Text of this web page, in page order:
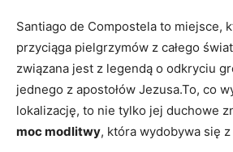
Santiago de Compostela to miejsce,
przyciąga pielgrzymów z całego
związana jest z legendą o odkryciu
jednego z apostołów Jezusa.To, co
lokalizację, to nie tylko jej duchowe
moc modlitwy, która wydobywa się